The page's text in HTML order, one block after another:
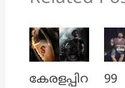
കേരളപ്പിറ
99